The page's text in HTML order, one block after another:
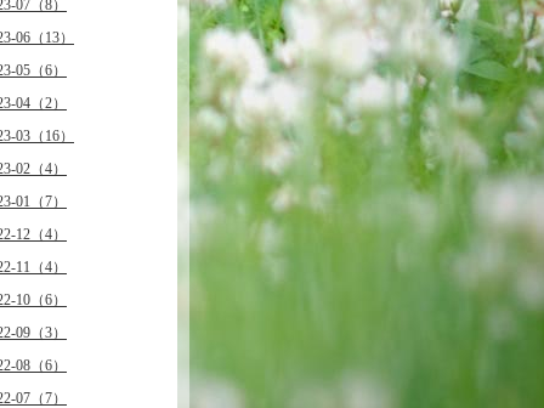
07（8）
06（13）
05（6）
04（2）
03（16）
02（4）
01（7）
12（4）
11（4）
10（6）
09（3）
08（6）
07（7）